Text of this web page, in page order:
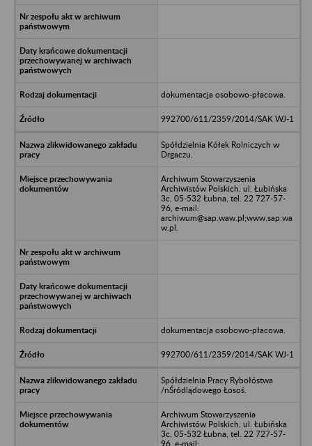
dokumentacja osobowo-płacowa.
992700/611/2359/2014/SAK WJ-1
Spółdzielnia Kółek Rolniczych w
Drgaczu.
Archiwum Stowarzyszenia
Archiwistów Polskich, ul. Łubińska
3c, 05-532 Łubna, tel. 22 727-57-
96, e-mail:
archiwum@sap.waw.pl;www.sap.wa
w.pl.
dokumentacja osobowo-płacowa.
992700/611/2359/2014/SAK WJ-1
Spółdzielnia Pracy Rybołóstwa
/nŚródlądowego Łosoś.
Archiwum Stowarzyszenia
Archiwistów Polskich, ul. Łubińska
3c, 05-532 Łubna, tel. 22 727-57-
96, e-mail: